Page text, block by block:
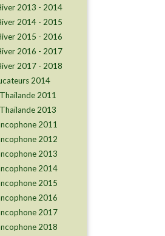
2013 - 2014
2014 - 2015
2015 - 2016
2016 - 2017
2017 - 2018
2014
2011
2013
2011
2012
2013
2014
2015
2016
2017
2018